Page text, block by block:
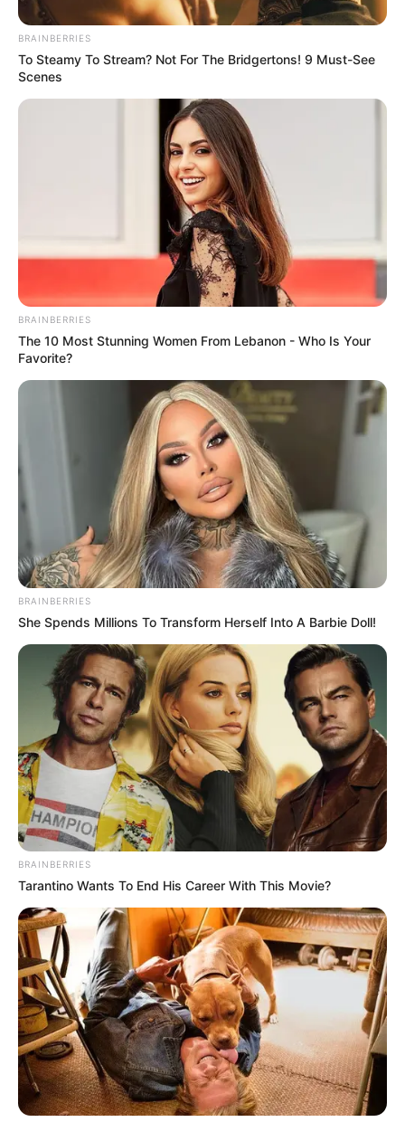
BRAINBERRIES
To Steamy To Stream? Not For The Bridgertons! 9 Must-See
Scenes
BRAINBERRIES
The 10 Most Stunning Women From Lebanon - Who Is Your
Favorite?
BRAINBERRIES
She Spends Millions To Transform Herself Into A Barbie Doll!
BRAINBERRIES
Tarantino Wants To End His Career With This Movie?